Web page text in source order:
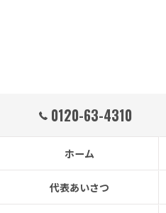
0120-63-4310
ホーム
代表あいさつ